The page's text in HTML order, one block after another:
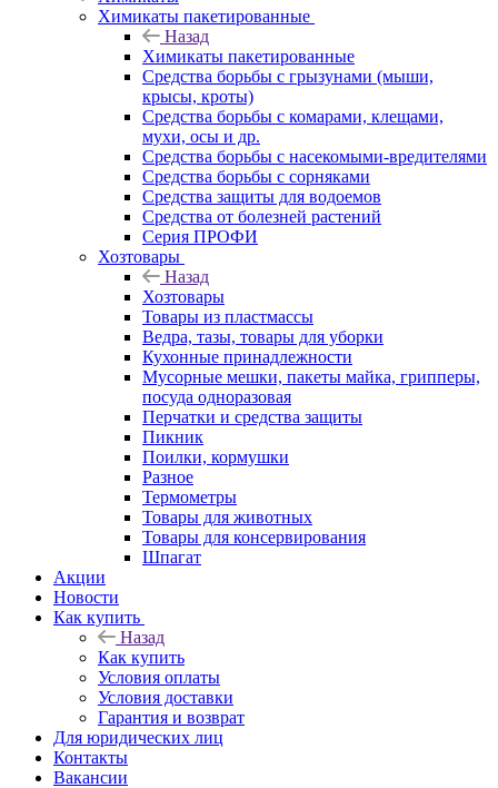
Химикаты пакетированные
Назад
Химикаты пакетированные
Средства борьбы с грызунами (мыши,
крысы, кроты)
Средства борьбы с комарами, клещами,
мухи, осы и др.
Средства борьбы с насекомыми-вредителями
Средства борьбы с сорняками
Средства защиты для водоемов
Средства от болезней растений
Серия ПРОФИ
Хозтовары
Назад
Хозтовары
Товары из пластмассы
Ведра, тазы, товары для уборки
Кухонные принадлежности
Мусорные мешки, пакеты майка, грипперы,
посуда одноразовая
Перчатки и средства защиты
Пикник
Поилки, кормушки
Разное
Термометры
Товары для животных
Товары для консервирования
Шпагат
Акции
Новости
Как купить
Назад
Как купить
Условия оплаты
Условия доставки
Гарантия и возврат
Для юридических лиц
Контакты
Вакансии